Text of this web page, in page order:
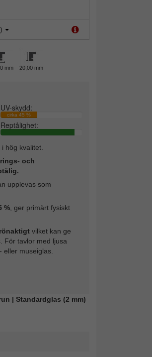
mm 20,00 mm
UV-skydd:
cirka 45 %
Reptålighet:
hög kvalitet.
och
upplevas som
%, ger primärt fysiskt
vilket kan ge
För tavlor med ljusa
museiglas.
| Standardglas (2 mm)